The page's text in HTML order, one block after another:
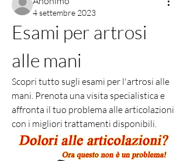
4 settembre 2023
Esami per artrosi
alle mani
Scopri tutto sugli esami per l'artrosi alle
mani. Prenota una visita specialistica e
affronta il tuo problema alle articolazioni
con i migliori trattamenti disponibili.